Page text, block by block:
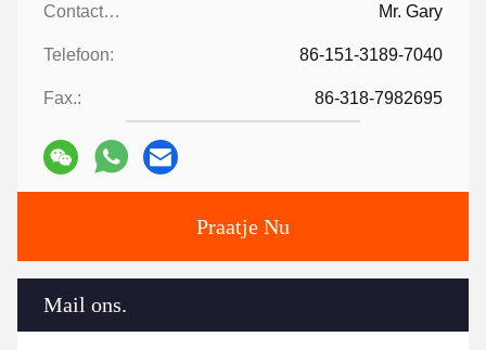
Contactpersonen: Mr. Gary
Telefoon: 86-151-3189-7040
Fax.: 86-318-7982695
Praatje Nu
Mail ons.